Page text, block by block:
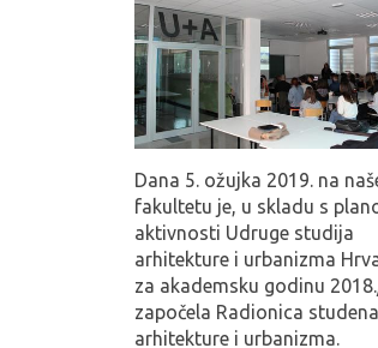
Dana 5. ožujka 2019. na
fakultetu je, u skladu s
aktivnosti Udruge studija
arhitekture i urbanizma
za akademsku godinu
započela Radionica
arhitekture i urbanizma.